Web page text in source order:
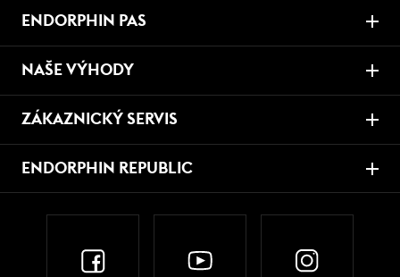
ENDORPHIN PAS
NAŠE VÝHODY
ZÁKAZNICKÝ SERVIS
ENDORPHIN REPUBLIC